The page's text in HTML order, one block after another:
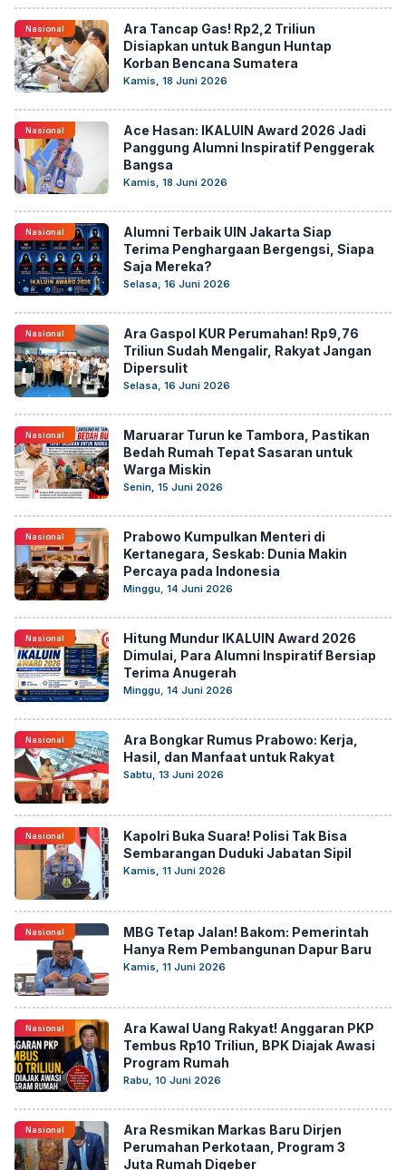
Nasional
Ara Tancap Gas! Rp2,2 Triliun
Disiapkan untuk Bangun Huntap
Korban Bencana Sumatera
Kamis, 18 Juni 2026
Nasional
Ace Hasan: IKALUIN Award 2026 Jadi
Panggung Alumni Inspiratif Penggerak
Bangsa
Kamis, 18 Juni 2026
Nasional
Alumni Terbaik UIN Jakarta Siap
Terima Penghargaan Bergengsi, Siapa
Saja Mereka?
Selasa, 16 Juni 2026
Nasional
Ara Gaspol KUR Perumahan! Rp9,76
Triliun Sudah Mengalir, Rakyat Jangan
Dipersulit
Selasa, 16 Juni 2026
Nasional
Maruarar Turun ke Tambora, Pastikan
Bedah Rumah Tepat Sasaran untuk
Warga Miskin
Senin, 15 Juni 2026
Nasional
Prabowo Kumpulkan Menteri di
Kertanegara, Seskab: Dunia Makin
Percaya pada Indonesia
Minggu, 14 Juni 2026
Nasional
Hitung Mundur IKALUIN Award 2026
Dimulai, Para Alumni Inspiratif Bersiap
Terima Anugerah
Minggu, 14 Juni 2026
Nasional
Ara Bongkar Rumus Prabowo: Kerja,
Hasil, dan Manfaat untuk Rakyat
Sabtu, 13 Juni 2026
Nasional
Kapolri Buka Suara! Polisi Tak Bisa
Sembarangan Duduki Jabatan Sipil
Kamis, 11 Juni 2026
Nasional
MBG Tetap Jalan! Bakom: Pemerintah
Hanya Rem Pembangunan Dapur Baru
Kamis, 11 Juni 2026
Nasional
Ara Kawal Uang Rakyat! Anggaran PKP
Tembus Rp10 Triliun, BPK Diajak Awasi
Program Rumah
Rabu, 10 Juni 2026
Nasional
Ara Resmikan Markas Baru Dirjen
Perumahan Perkotaan, Program 3
Juta Rumah Digeber